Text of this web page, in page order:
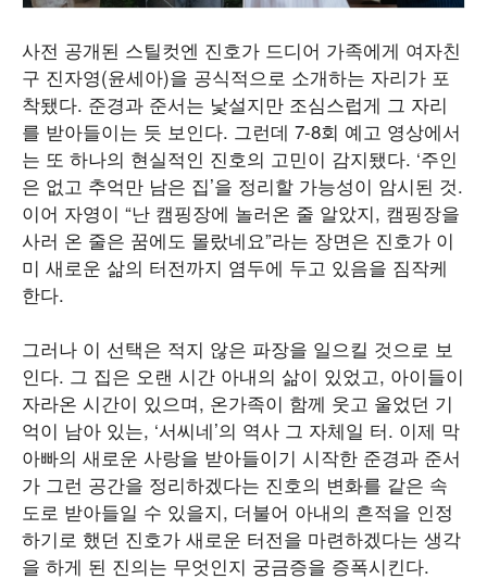
사전 공개된 스틸컷엔 진호가 드디어 가족에게 여자친
구 진자영(윤세아)을 공식적으로 소개하는 자리가 포
착됐다. 준경과 준서는 낯설지만 조심스럽게 그 자리
를 받아들이는 듯 보인다. 그런데 7-8회 예고 영상에서
는 또 하나의 현실적인 진호의 고민이 감지됐다. ‘주인
은 없고 추억만 남은 집’을 정리할 가능성이 암시된 것.
이어 자영이 “난 캠핑장에 놀러온 줄 알았지, 캠핑장을
사러 온 줄은 꿈에도 몰랐네요”라는 장면은 진호가 이
미 새로운 삶의 터전까지 염두에 두고 있음을 짐작케
한다.
그러나 이 선택은 적지 않은 파장을 일으킬 것으로 보
인다. 그 집은 오랜 시간 아내의 삶이 있었고, 아이들이
자라온 시간이 있으며, 온가족이 함께 웃고 울었던 기
억이 남아 있는, ‘서씨네’의 역사 그 자체일 터. 이제 막
아빠의 새로운 사랑을 받아들이기 시작한 준경과 준서
가 그런 공간을 정리하겠다는 진호의 변화를 같은 속
도로 받아들일 수 있을지, 더불어 아내의 흔적을 인정
하기로 했던 진호가 새로운 터전을 마련하겠다는 생각
을 하게 된 진의는 무엇인지 궁금증을 증폭시킨다.